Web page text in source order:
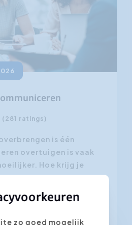
(281 ratings)
is één
overtuigen is vaak
Hoe krijg je
zo goed mogelijk